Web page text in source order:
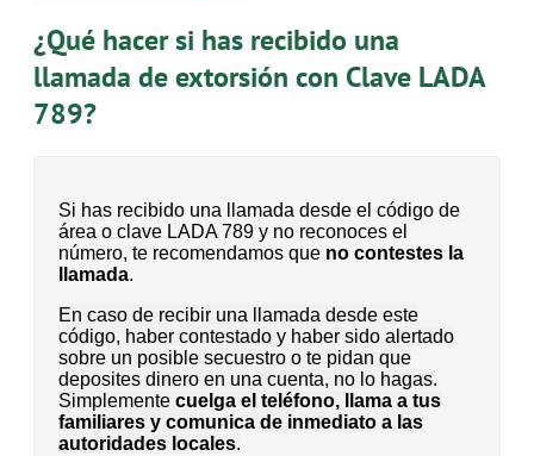
¿Qué hacer si has recibido una
llamada de extorsión con Clave LADA
789?
Si has recibido una llamada desde el código de
área o clave LADA 789 y no reconoces el
número, te recomendamos que no contestes la
llamada.
En caso de recibir una llamada desde este
código, haber contestado y haber sido alertado
sobre un posible secuestro o te pidan que
deposites dinero en una cuenta, no lo hagas.
Simplemente cuelga el teléfono, llama a tus
familiares y comunica de inmediato a las
autoridades locales.